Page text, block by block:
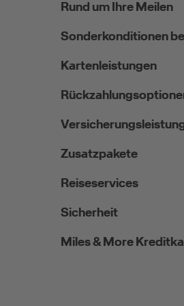
Rund um Ihre Meilen
Sonderkonditionen
Kartenleistungen
Zusatzpakete
Reiseservices
Sicherheit
Miles & More